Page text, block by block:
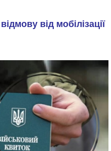
від мобілізації